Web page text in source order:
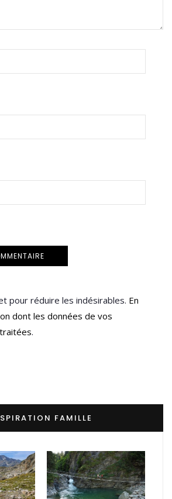
pour réduire les indésirables. En
dont les données de vos
.
FAMILLE